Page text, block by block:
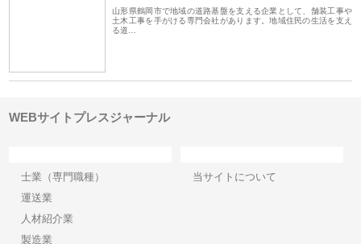
山形県鶴岡市で地域の道路基盤を支える企業として、舗装工事や
土木工事を手がける専門会社があります。地域住民の生活を支え
る道…
WEBサイトプレスジャーナル
士業（専門職種）
運送業
人材紹介業
製造業
当サイトについて